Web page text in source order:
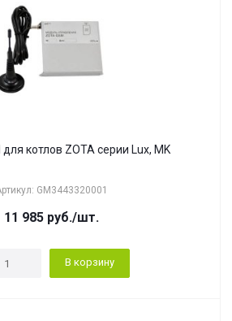
котлов ZOTA серии Lux, MK
GM3443320001
11 985руб./шт.
В корзину